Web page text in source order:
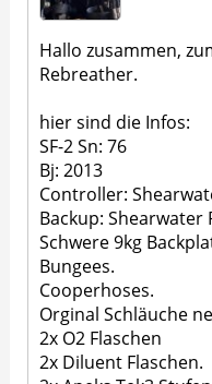
Hallo zusammen,
Rebreather.
hier sind die Infos:
SF-2 Sn: 76
Bj: 2013
Controller:
Backup: Shearwater
Schwere 9kg
Bungees.
Cooperhoses.
Orginal Schläuche
2x O2 Flaschen
2x Diluent Flaschen.